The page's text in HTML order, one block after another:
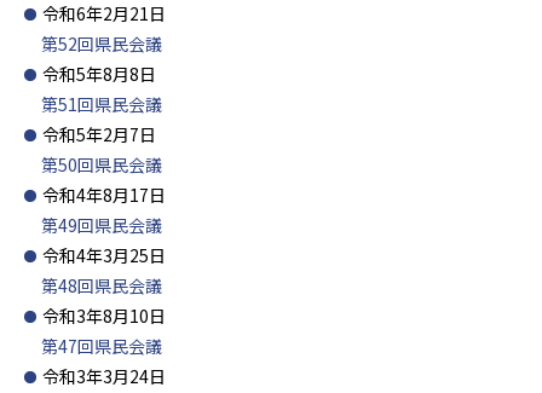
令和6年2月21日
第52回県民会議
令和5年8月8日
第51回県民会議
令和5年2月7日
第50回県民会議
令和4年8月17日
第49回県民会議
令和4年3月25日
第48回県民会議
令和3年8月10日
第47回県民会議
令和3年3月24日